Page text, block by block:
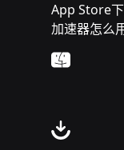
App Store
加速器怎么